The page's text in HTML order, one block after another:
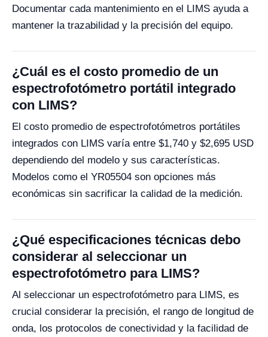
Documentar cada mantenimiento en el LIMS ayuda a
mantener la trazabilidad y la precisión del equipo.
¿Cuál es el costo promedio de un
espectrofotómetro portátil integrado
con LIMS?
El costo promedio de espectrofotómetros portátiles
integrados con LIMS varía entre $1,740 y $2,695 USD
dependiendo del modelo y sus características.
Modelos como el YR05504 son opciones más
económicas sin sacrificar la calidad de la medición.
¿Qué especificaciones técnicas debo
considerar al seleccionar un
espectrofotómetro para LIMS?
Al seleccionar un espectrofotómetro para LIMS, es
crucial considerar la precisión, el rango de longitud de
onda, los protocolos de conectividad y la facilidad de